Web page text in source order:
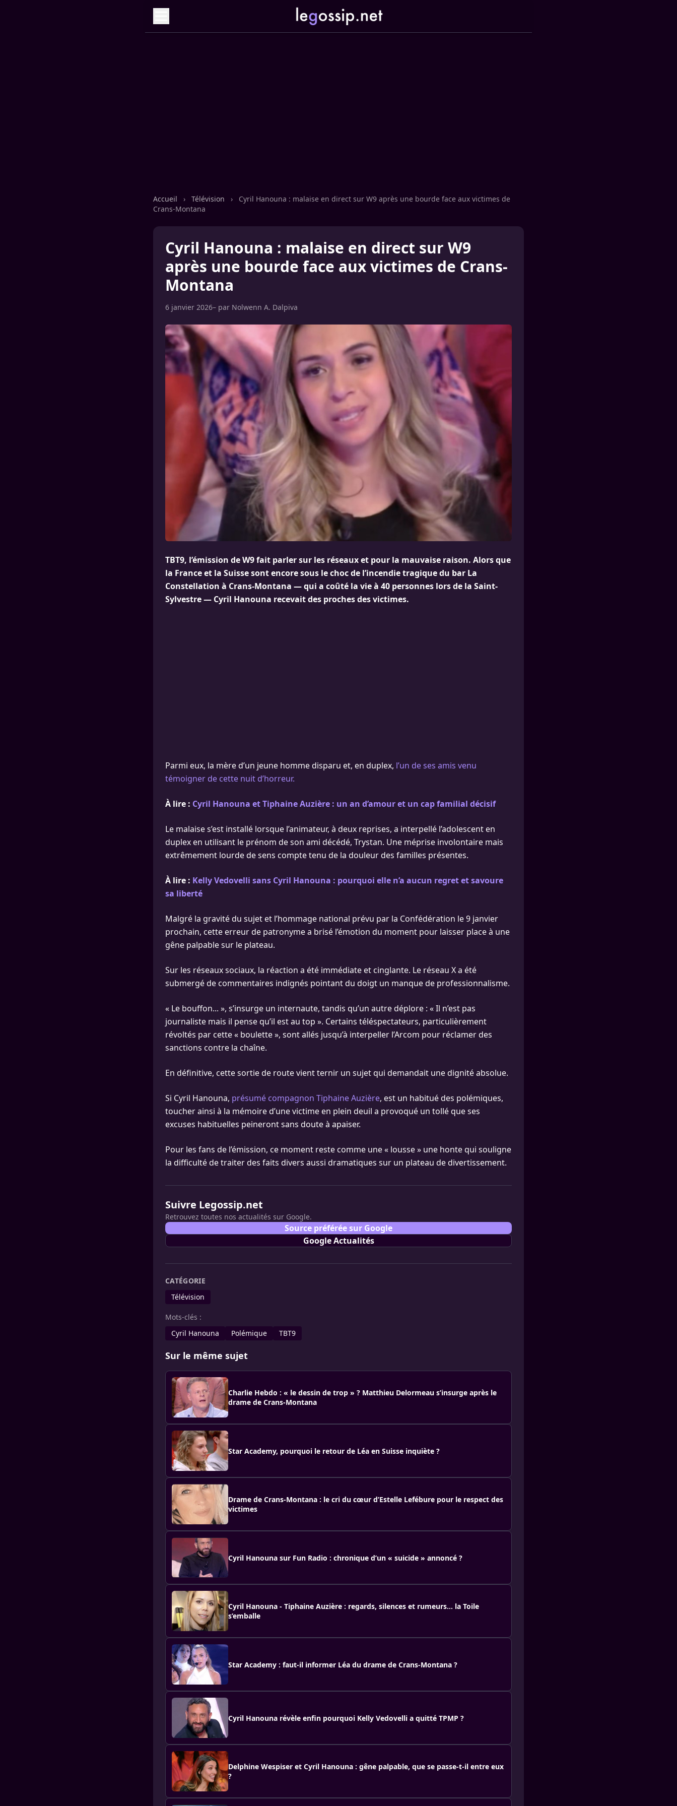
Accueil › Télévision ›
Cyril Hanouna : malaise en direct sur W9 après une bourde face aux victimes de
Crans-Montana
Cyril Hanouna : malaise en direct sur W9
après une bourde face aux victimes de Crans-
Montana
6 janvier 2026– par Nolwenn A. Dalpiva
TBT9, l’émission de W9 fait parler sur les réseaux et pour la mauvaise raison. Alors que
la France et la Suisse sont encore sous le choc de l’incendie tragique du bar La
Constellation à Crans-Montana — qui a coûté la vie à 40 personnes lors de la Saint-
Sylvestre — Cyril Hanouna recevait des proches des victimes.
Parmi eux, la mère d’un jeune homme disparu et, en duplex, l’un de ses amis venu
témoigner de cette nuit d’horreur.
À lire : Cyril Hanouna et Tiphaine Auzière : un an d’amour et un cap familial décisif
Le malaise s’est installé lorsque l’animateur, à deux reprises, a interpellé l’adolescent en
duplex en utilisant le prénom de son ami décédé, Trystan. Une méprise involontaire mais
extrêmement lourde de sens compte tenu de la douleur des familles présentes.
À lire : Kelly Vedovelli sans Cyril Hanouna : pourquoi elle n’a aucun regret et savoure
sa liberté
Malgré la gravité du sujet et l’hommage national prévu par la Confédération le 9 janvier
prochain, cette erreur de patronyme a brisé l’émotion du moment pour laisser place à une
gêne palpable sur le plateau.
Sur les réseaux sociaux, la réaction a été immédiate et cinglante. Le réseau X a été
submergé de commentaires indignés pointant du doigt un manque de professionnalisme.
« Le bouffon... », s’insurge un internaute, tandis qu’un autre déplore : « Il n’est pas
journaliste mais il pense qu’il est au top ». Certains téléspectateurs, particulièrement
révoltés par cette « boulette », sont allés jusqu’à interpeller l’Arcom pour réclamer des
sanctions contre la chaîne.
En définitive, cette sortie de route vient ternir un sujet qui demandait une dignité absolue.
Si Cyril Hanouna, présumé compagnon Tiphaine Auzière, est un habitué des polémiques,
toucher ainsi à la mémoire d’une victime en plein deuil a provoqué un tollé que ses
excuses habituelles peineront sans doute à apaiser.
Pour les fans de l’émission, ce moment reste comme une « lousse » une honte qui souligne
la difficulté de traiter des faits divers aussi dramatiques sur un plateau de divertissement.
Suivre Legossip.net
Retrouvez toutes nos actualités sur Google.
Source préférée sur Google
Google Actualités
CATÉGORIE
Télévision
Mots-clés :
Cyril Hanouna
Polémique TBT9
Sur le même sujet
Charlie Hebdo : « le dessin de trop » ? Matthieu Delormeau s’insurge après le
drame de Crans-Montana
Star Academy, pourquoi le retour de Léa en Suisse inquiète ?
Drame de Crans-Montana : le cri du cœur d’Estelle Lefébure pour le respect des
victimes
Cyril Hanouna sur Fun Radio : chronique d’un « suicide » annoncé ?
Cyril Hanouna - Tiphaine Auzière : regards, silences et rumeurs… la Toile
s’emballe
Star Academy : faut-il informer Léa du drame de Crans-Montana ?
Cyril Hanouna révèle enfin pourquoi Kelly Vedovelli a quitté TPMP ?
Delphine Wespiser et Cyril Hanouna : gêne palpable, que se passe-t-il entre eux
?